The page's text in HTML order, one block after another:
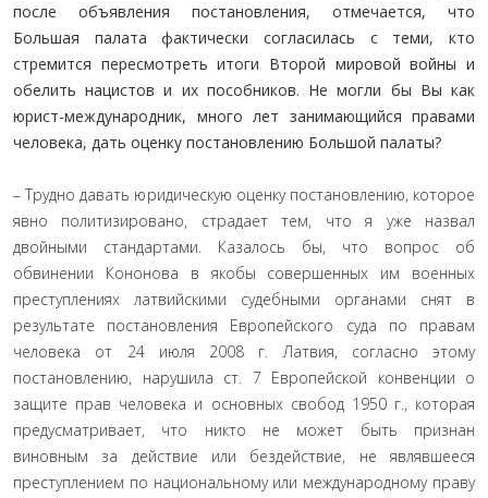
после объявления постановления, отмечается, что
Большая палата фактически согласилась с теми, кто
стремится пересмотреть итоги Второй мировой войны и
обелить нацистов и их пособников. Не могли бы Вы как
юрист-международник, много лет занимающийся правами
человека, дать оценку постановлению Большой палаты?
– Трудно давать юридическую оценку постановлению, которое
явно политизировано, страдает тем, что я уже назвал
двойными стандартами. Казалось бы, что вопрос об
обвинении Кононова в якобы совершенных им военных
преступлениях латвийскими судебными органами снят в
результате постановления Европейского суда по правам
человека от 24 июля 2008 г. Латвия, согласно этому
постановлению, нарушила ст. 7 Европейской конвенции о
защите прав человека и основных свобод 1950 г., которая
предусматривает, что никто не может быть признан
виновным за действие или бездействие, не являвшееся
преступлением по национальному или международному праву